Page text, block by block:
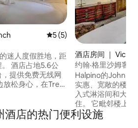
平均评分 5 分（满分 5 分）
5 (5)
迷人度假胜地，距
酒店占地5.6公
提供免费无线网
放松身心，在Tree
的任何问题。 便
健身中心 •现场餐
酒店房间 ｜
约翰·格里沙姆客
中心
Halpino的John
实惠、宽敞的楼上
入式淋浴间和大衣橱。 欢迎长
住。 它毗邻楼上的画廊休息区，并提供免
费无线网络和平板
视。 Halpino距离市中心约4个街区，距离
酒店的热门便利设施